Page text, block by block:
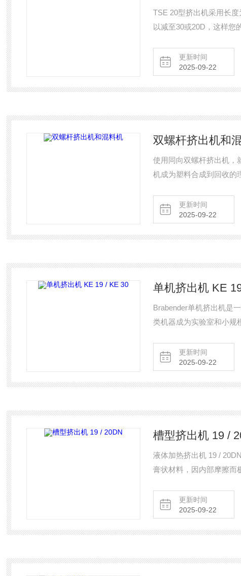
TSE 20型挤出机采用长
以减至30或20D，这样您
更新时间
2025-09-22
双螺杆挤出机和
使用同向双螺杆挤出机，
机成为塑料合成到回收的
更新时间
2025-09-22
单机挤出机 KE
Brabender单机挤出机是
类机器成为实验室和小规
更新时间
2025-09-22
槽型挤出机 19 /
液体加热挤出机 19 /
膏状材料，因内部摩擦而
更新时间
2025-09-22